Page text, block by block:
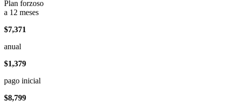
Plan forzoso
a 12 meses
$7,371
anual
$1,379
pago inicial
$8,799